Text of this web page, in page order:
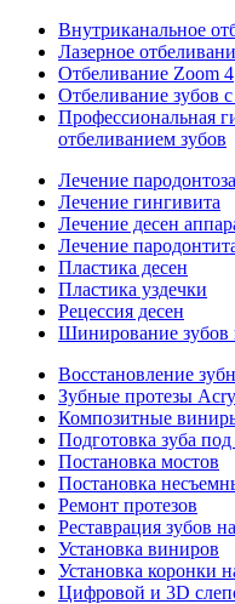
Внутриканальное
Лазерное
Отбеливание Zoom 4
Отбеливание зубов
Профессиональная
отбеливанием зубов
Лечение пародонтоза
Лечение гингивита
Лечение десен
Лечение
Пластика десен
Пластика уздечки
Рецессия десен
Шинирование зубов
Восстановление
Зубные протезы
Композитные
Подготовка зуба
Постановка мостов
Постановка
Ремонт протезов
Реставрация зубов
Установка виниров
Установка коронки
Цифровой и 3D